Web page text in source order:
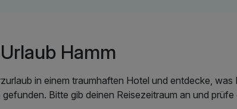
Hamm
in einem traumhaften Hotel und entdecke, was
Bitte gib deinen Reisezeitraum an und prüfe